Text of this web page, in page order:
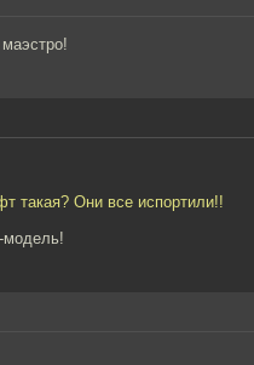
такая? Они все испортили!!
модель!